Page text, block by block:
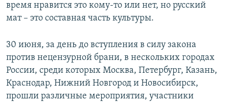
время нравится это кому-то или нет, но русский
мат – это составная часть культуры.
30 июня, за день до вступления в силу закона
против нецензурной брани, в нескольких городах
России, среди которых Москва, Петербург, Казань,
Краснодар, Нижний Новгород и Новосибирск,
прошли различные мероприятия, участники